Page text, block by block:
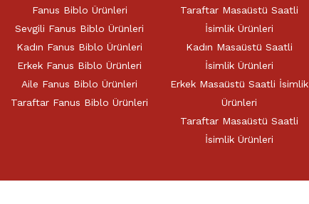
Fanus Biblo Ürünleri
Sevgili Fanus Biblo Ürünleri
Kadın Fanus Biblo Ürünleri
Erkek Fanus Biblo Ürünleri
Aile Fanus Biblo Ürünleri
Taraftar Fanus Biblo Ürünleri
Taraftar Masaüstü Saatli
İsimlik Ürünleri
Kadın Masaüstü Saatli
İsimlik Ürünleri
Erkek Masaüstü Saatli İsimlik
Ürünleri
Taraftar Masaüstü Saatli
İsimlik Ürünleri